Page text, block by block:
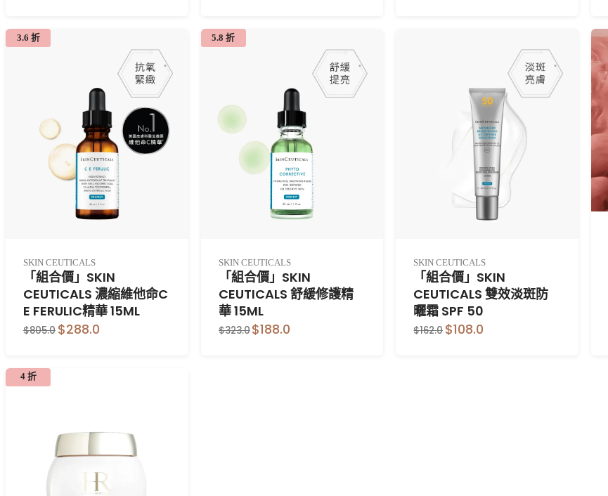
3.6 折
SKIN CEUTICALS
「組合價」SKIN
CEUTICALS 濃縮維他命C
E FERULIC精華 15ML
$805.0 $288.0
5.8 折
SKIN CEUTICALS
「組合價」SKIN
CEUTICALS 舒緩修護精
華 15ML
$323.0$188.0
SKIN CEUTICALS
「組合價」SKIN
CEUTICALS 雙效淡斑防
曬霜 SPF 50
$162.0 $108.0
4 折